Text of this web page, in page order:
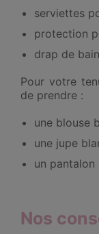
serviettes
protection
drap de bain
Pour votre
de prendre :
une blouse
une jupe
un pantalon
Nos